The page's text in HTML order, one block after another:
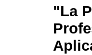
"La